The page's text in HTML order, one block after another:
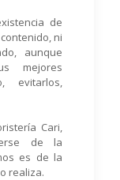
de
ni
aunque
mejores
evitarlos,
Cari,
de la
es de la
realiza.